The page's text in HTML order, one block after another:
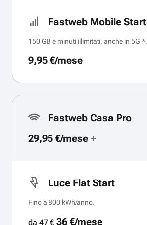
Fastweb Mobile Start
150 GB e minuti illimitati, anche in 5G *.
9,95 €/mese
Fastweb Casa Pro
29,95 €/mese +
Luce Flat Start
Fino a 800 kWh/anno.
da 47 €36 €/mese